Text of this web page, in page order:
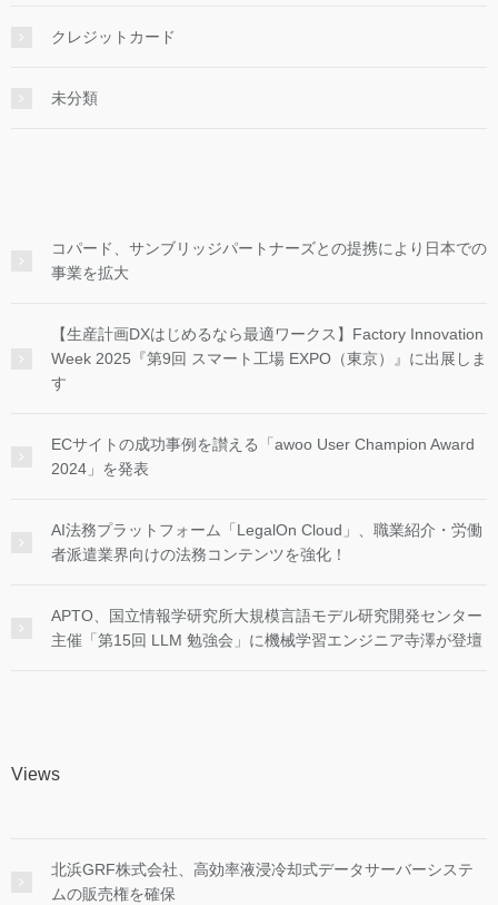
クレジットカード
未分類
コパード、サンブリッジパートナーズとの提携により日本での
事業を拡大
【生産計画DXはじめるなら最適ワークス】Factory Innovation
Week 2025『第9回 スマート工場 EXPO（東京）』に出展しま
す
ECサイトの成功事例を讃える「awoo User Champion Award
2024」を発表
AI法務プラットフォーム「LegalOn Cloud」、職業紹介・労働
者派遣業界向けの法務コンテンツを強化！
APTO、国立情報学研究所大規模言語モデル研究開発センター
主催「第15回 LLM 勉強会」に機械学習エンジニア寺澤が登壇
Views
北浜GRF株式会社、高効率液浸冷却式データサーバーシステ
ムの販売権を確保